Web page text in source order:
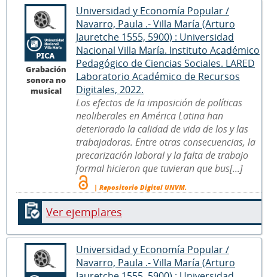
Grabación
sonora no
musical
Universidad y Economía Popular /
Navarro, Paula .- Villa María (Arturo
Jauretche 1555, 5900) : Universidad
Nacional Villa María. Instituto Académico
Pedagógico de Ciencias Sociales. LARED
Laboratorio Académico de Recursos
Digitales, 2022.
Los efectos de la imposición de políticas
neoliberales en América Latina han
deteriorado la calidad de vida de los y las
trabajadoras. Entre otras consecuencias, la
precarización laboral y la falta de trabajo
formal hicieron que tuvieran que bus[...]
| Repositorio Digital UNVM.
Ver ejemplares
Universidad y Economía Popular /
Navarro, Paula .- Villa María (Arturo